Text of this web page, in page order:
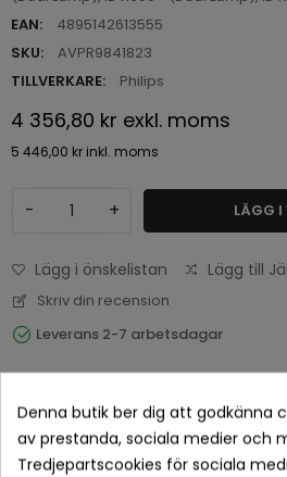
EAN:
4895142613555
SKU:
AVPR9841823
TILLVERKARE:
Philips
4 356,80 kr exkl. moms
5 446,00 kr inkl. moms
- + LÄGG I
Lägg i önskelistan Lägg till
Skriv din recension
Leverans 2-7 arbetsdagar
Denna butik ber dig att godkänna
av prestanda, sociala medier och
Tredjepartscookies för sociala